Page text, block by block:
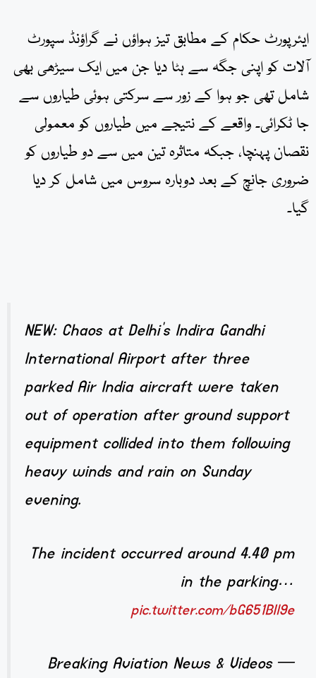
ایئرپورٹ حکام کے مطابق تیز ہواؤں نے گراؤنڈ سپورٹ
آلات کو اپنی جگہ سے ہٹا دیا جن میں ایک سیڑھی بھی
شامل تھی جو ہوا کے زور سے سرکتی ہوئی طیاروں سے
جا ٹکرائی۔ واقعے کے نتیجے میں طیاروں کو معمولی
نقصان پہنچا، جبکہ متاثرہ تین میں سے دو طیاروں کو
ضروری جانچ کے بعد دوبارہ سروس میں شامل کر دیا
گیا۔
NEW: Chaos at Delhi’s Indira Gandhi
International Airport after three
parked Air India aircraft were taken
out of operation after ground support
equipment collided into them following
heavy winds and rain on Sunday
evening.
The incident occurred around 4.40 pm
in the parking…
pic.twitter.com/bG651BIl9e
— Breaking Aviation News & Videos